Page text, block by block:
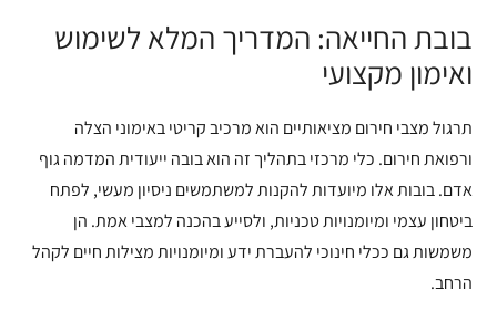
בובת החייאה: המדריך המלא לשימוש
ואימון מקצועי
תרגול מצבי חירום מציאותיים הוא מרכיב קריטי באימוני הצלה
ורפואת חירום. כלי מרכזי בתהליך זה הוא בובה ייעודית המדמה גוף
אדם. בובות אלו מיועדות להקנות למשתמשים ניסיון מעשי, לפתח
ביטחון עצמי ומיומנויות טכניות, ולסייע בהכנה למצבי אמת. הן
משמשות גם ככלי חינוכי להעברת ידע ומיומנויות מצילות חיים לקהל
הרחב.